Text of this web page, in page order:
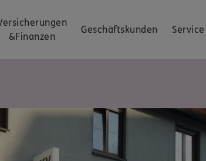
&Finanzen
Geschäftskunden Service